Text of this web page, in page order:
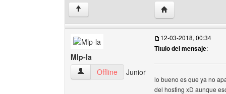
↑ Visitar sitio web del
Mlp-la
Mlp-la Ver perfil del usuario
Offline Junior
12-03-2018, 00:34
Título del mensaje:
lo bueno es que ya no
del hosting xD aunque